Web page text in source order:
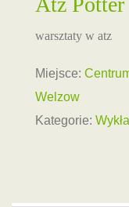
warsztaty w atz
Miejsce:
Welzow
Kategorie: